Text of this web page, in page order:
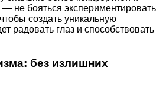
не бояться экспериментировать
создать уникальную
радовать глаз и способствовать
без излишних